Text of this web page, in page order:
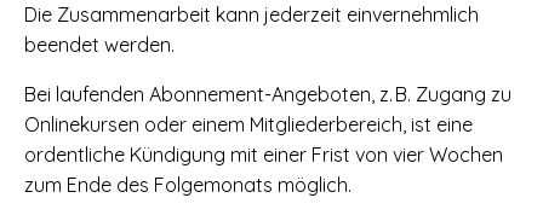
Die Zusammenarbeit kann jederzeit einvernehmlich
beendet werden.
Bei laufenden Abonnement-Angeboten, z. B. Zugang zu
Onlinekursen oder einem Mitgliederbereich, ist eine
ordentliche Kündigung mit einer Frist von vier Wochen
zum Ende des Folgemonats möglich.